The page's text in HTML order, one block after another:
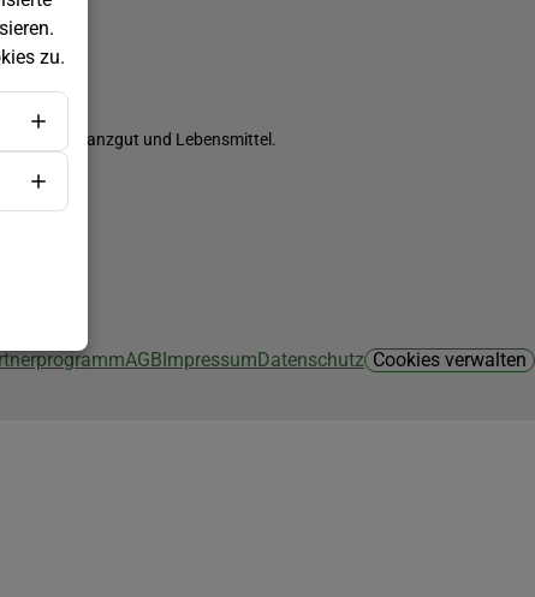
Pflanzgut und Lebensmittel.
AGBImpressumDatenschutz Cookies verwalten
zu.